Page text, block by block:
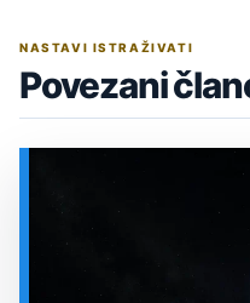
NASTAVI ISTRAŽIVATI
Povezani